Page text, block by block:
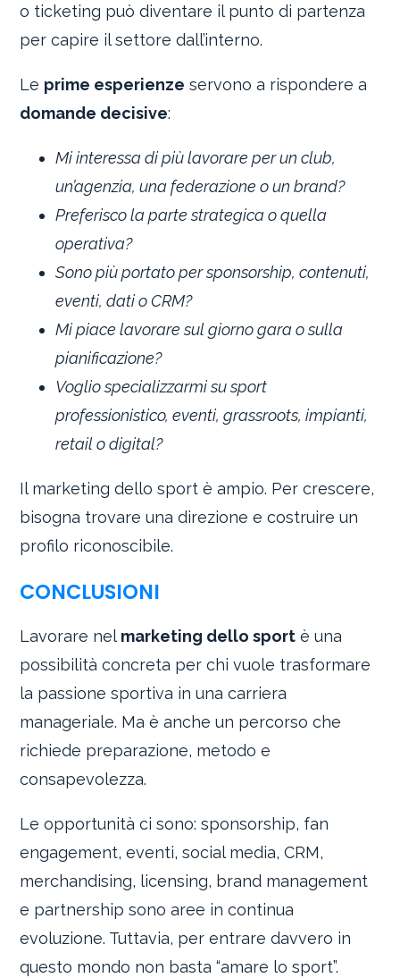
o ticketing può diventare il punto di partenza
per capire il settore dall’interno.
Le prime esperienze servono a rispondere a
domande decisive:
Mi interessa di più lavorare per un club,
un’agenzia, una federazione o un brand?
Preferisco la parte strategica o quella
operativa?
Sono più portato per sponsorship, contenuti,
eventi, dati o CRM?
Mi piace lavorare sul giorno gara o sulla
pianificazione?
Voglio specializzarmi su sport
professionistico, eventi, grassroots, impianti,
retail o digital?
Il marketing dello sport è ampio. Per crescere,
bisogna trovare una direzione e costruire un
profilo riconoscibile.
CONCLUSIONI
Lavorare nel marketing dello sport è una
possibilità concreta per chi vuole trasformare
la passione sportiva in una carriera
manageriale. Ma è anche un percorso che
richiede preparazione, metodo e
consapevolezza.
Le opportunità ci sono: sponsorship, fan
engagement, eventi, social media, CRM,
merchandising, licensing, brand management
e partnership sono aree in continua
evoluzione. Tuttavia, per entrare davvero in
questo mondo non basta “amare lo sport”.